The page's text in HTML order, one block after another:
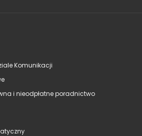
Komunikacji
i nieodpłatne poradnictwo